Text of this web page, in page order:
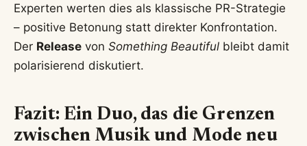
Experten werten dies als klassische PR-Strategie
– positive Betonung statt direkter Konfrontation.
Der Release von Something Beautiful bleibt damit
polarisierend diskutiert.
Fazit: Ein Duo, das die Grenzen
zwischen Musik und Mode neu